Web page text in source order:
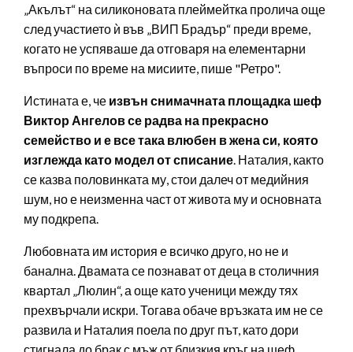
„Акълът“ на силиконовата плеймейтка пролича още
след участието ѝ във „ВИП Брадър“ преди време,
когато не успяваше да отговаря на елементарни
въпроси по време на мисиите, пише "Ретро".
Истината е, че извън снимачната площадка шеф
Виктор Ангелов се радва на прекрасно
семейство и е все така влюбен в жена си, която
изглежда като модел от списание. Наталия, както
се казва половинката му, стои далеч от медийния
шум, но е неизменна част от живота му и основната
му подкрепа.
Любовната им история е всичко друго, но не и
банална. Двамата се познават от деца в столичния
квартал „Люлин“, а още като ученици между тях
прехвърчали искри. Тогава обаче връзката им не се
развила и Наталия поела по друг път, като дори